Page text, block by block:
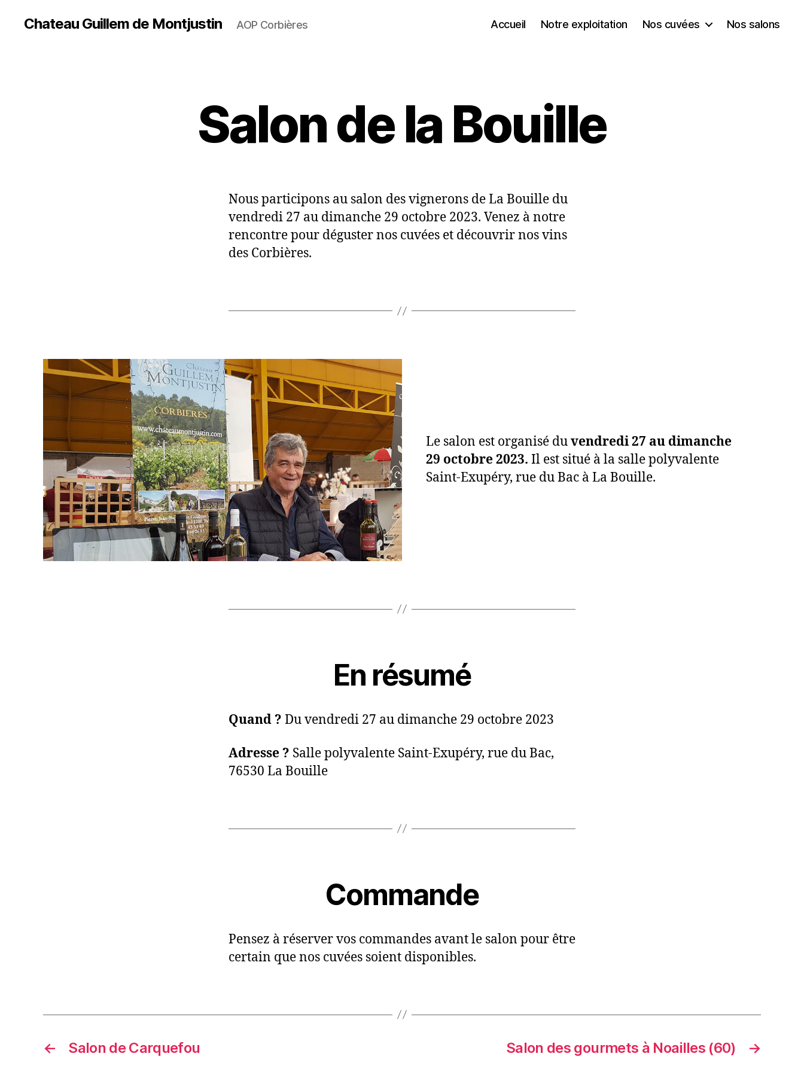
Chateau Guillem de Montjustin AOP Corbières Accueil Notre exploitation Nos cuvées Nos salons
Salon de la Bouille
Nous participons au salon des vignerons de La Bouille du
vendredi 27 au dimanche 29 octobre 2023. Venez à notre
rencontre pour déguster nos cuvées et découvrir nos vins
des Corbières.
Le salon est organisé duvendredi 27 au dimanche
29 octobre 2023. Il est situé à la salle polyvalente
Saint-Exupéry, rue du Bac à La Bouille.
En résumé
Quand ? Du vendredi 27 au dimanche 29 octobre 2023
Adresse ? Salle polyvalente Saint-Exupéry, rue du Bac,
76530 La Bouille
Commande
Pensez à réserver vos commandes avant le salon pour être
certain que nos cuvées soient disponibles.
← Salon de Carquefou →
Salon des gourmets à Noailles (60)